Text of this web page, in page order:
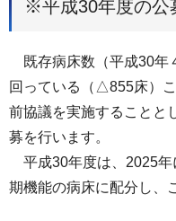
※平成30年度の公
既存病床数（平成30年
回っている（△855床）
前協議を実施することと
募を行います。
平成30年度は、2025年
期機能の病床に配分し、